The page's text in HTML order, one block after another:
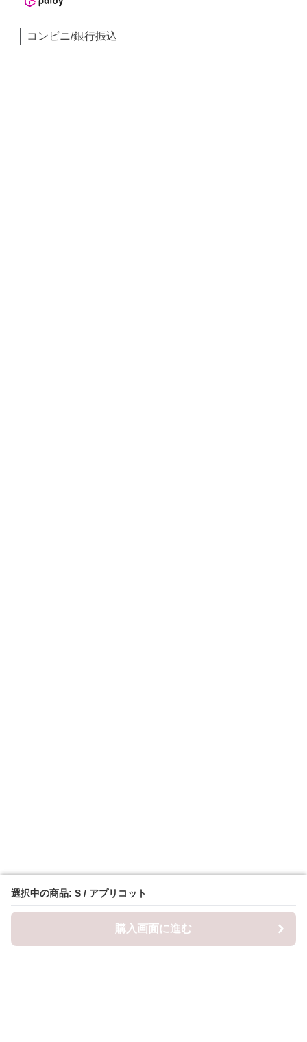
選択中の商品: S / アプリコット
購入画面に進む
選択中の商品: S / アプリコット
購入画面に進む
コンビニ/銀行振込